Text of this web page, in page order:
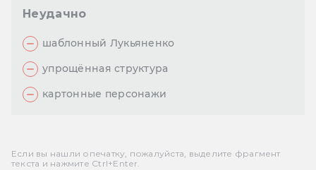
Неудачно
шаблонный Лукьяненко
упрощённая структура
картонные персонажи
Если вы нашли опечатку, пожалуйста, выделите фрагмент
текста и нажмите Ctrl+Enter.